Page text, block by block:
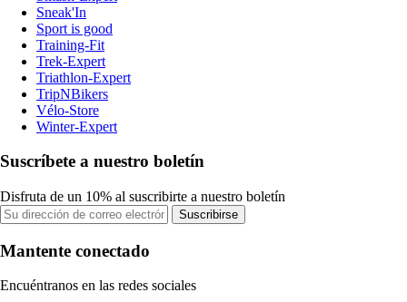
Sneak'In
Sport is good
Training-Fit
Trek-Expert
Triathlon-Expert
TripNBikers
Vélo-Store
Winter-Expert
Suscríbete a nuestro boletín
Disfruta de un 10% al suscribirte a nuestro boletín
Suscribirse
Mantente conectado
Encuéntranos en las redes sociales